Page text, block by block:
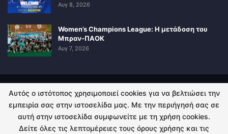
Αυγ 8, 2026
Women’s Champions League: Η μετάδοση του
Μπραν-ΠΑΟΚ
Αυγ 7, 2026
ΠΟΛΙΤΙΚΗ ΑΠΟΡΡΗΤΟΥ ΕΠΙΚΟΙΝΩΝΙΑ
© 2026 - Kingsport.gr. All Rights Reserved.
Αυτός ο ιστότοπος χρησιμοποιεί cookies για να βελτιώσει την
εμπειρία σας στην ιστοσελίδα μας. Με την περιήγησή σας σε
αυτή στην ιστοσελίδα συμφωνείτε με τη χρήση cookies.
Δείτε όλες τις λεπτομέρειες τους όρους χρήσης και τις